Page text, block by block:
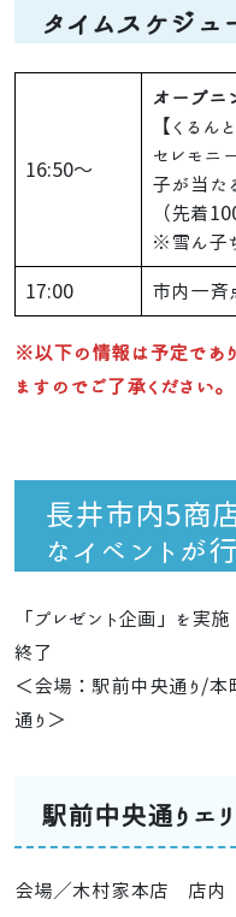
タイムスケジュ
16:50～
オープニ
【くるん
セレモニ
子が当た
（先着
※雪ん子
17:00
市内一斉
※以下の情報は予定であ
ますのでご了承ください
長井市内5商
なイベントが
「プレゼント企画」を実
終了
＜会場：駅前中央通り/本
通り＞
駅前中央通りエ
会場／木村家本店 店内